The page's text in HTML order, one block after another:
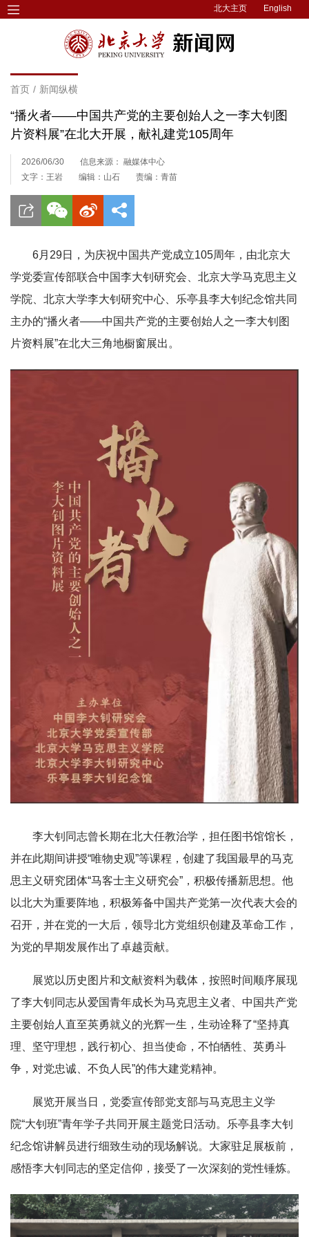
北大主页 English
首页 / 新闻纵横
“播火者——中国共产党的主要创始人之一李大钊图
片资料展”在北大开展，献礼建党105周年
2026/06/30
信息来源： 融媒体中心
文字：王岩
编辑：山石 责编：青苗
6月29日，为庆祝中国共产党成立105周年，由北京大
学党委宣传部联合中国李大钊研究会、 北京大学马克思主义
学院、 北京大学李大钊研究中心、乐亭县李大钊纪念馆共同
主办的“播火者——中国共产党的主要创始人之一李大钊图
片资料展”在北大三角地橱窗展出。
李大钊同志曾长期在北大任教治学，担任图书馆馆长，
并在此期间讲授“唯物史观”等课程，创建了我国最早的马克
思主义研究团体“马客士主义研究会”，积极传播新思想。他
以北大为重要阵地，积极筹备中国共产党第一次代表大会的
召开，并在党的一大后，领导北方党组织创建及革命工作，
为党的早期发展作出了卓越贡献。
展览以历史图片和文献资料为载体，按照时间顺序展现
了李大钊同志从爱国青年成长为马克思主义者、中国共产党
主要创始人直至英勇就义的光辉一生，生动诠释了“坚持真
理、坚守理想，践行初心、担当使命，不怕牺牲、英勇斗
争，对党忠诚、不负人民”的伟大建党精神。
展览开展当日，党委宣传部党支部与马克思主义学
院“大钊班”青年学子共同开展主题党日活动。乐亭县李大钊
纪念馆讲解员进行细致生动的现场解说。大家驻足展板前，
感悟李大钊同志的坚定信仰，接受了一次深刻的党性锤炼。